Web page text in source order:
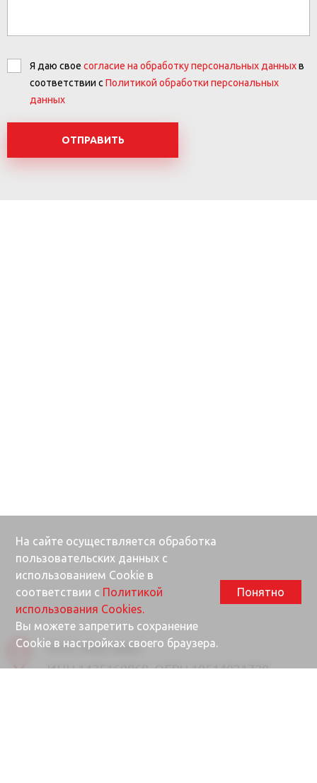
Я даю своесогласие на обработку персональных данныхв
соответствии сПолитикой обработки персональных
данных
ОТПРАВИТЬ
ООО «Ректайм»
ИНН 1435160869, ОГРН 10514021730
На сайте осуществляется обработка
пользовательских данных с
использованием Cookie в
соответствии с Политикой
использования Cookies.
Вы можете запретить сохранение
Cookie в настройках своего браузера.
Понятно